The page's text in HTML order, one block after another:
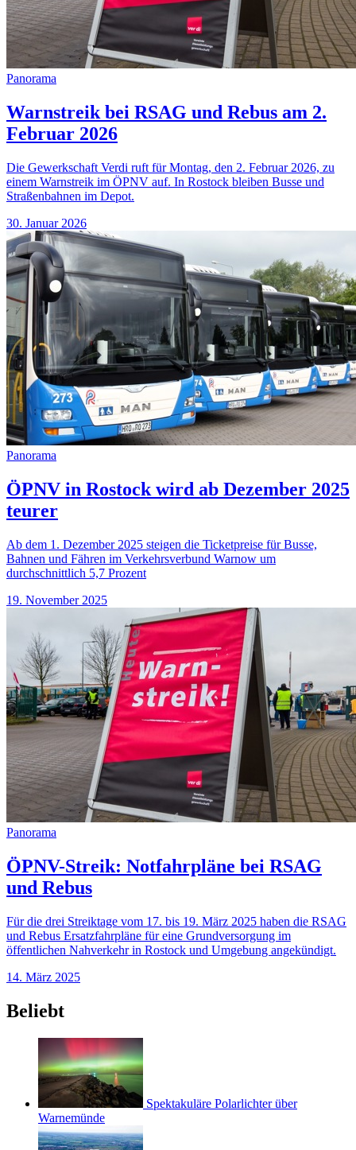
Panorama
Warnstreik bei RSAG und Rebus am 2.
Februar 2026
Die Gewerkschaft Verdi ruft für Montag, den 2. Februar 2026, zu
einem Warnstreik im ÖPNV auf. In Rostock bleiben Busse und
Straßenbahnen im Depot.
30. Januar 2026
Panorama
ÖPNV in Rostock wird ab Dezember 2025
teurer
Ab dem 1. Dezember 2025 steigen die Ticketpreise für Busse,
Bahnen und Fähren im Verkehrsverbund Warnow um
durchschnittlich 5,7 Prozent
19. November 2025
Panorama
ÖPNV-Streik: Notfahrpläne bei RSAG
und Rebus
Für die drei Streiktage vom 17. bis 19. März 2025 haben die RSAG
und Rebus Ersatzfahrpläne für eine Grundversorgung im
öffentlichen Nahverkehr in Rostock und Umgebung angekündigt.
14. März 2025
Beliebt
Spektakuläre Polarlichter über
Warnemünde